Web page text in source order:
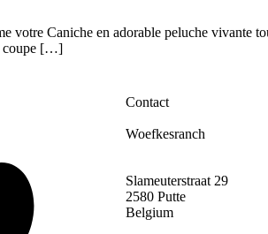
Caniche en adorable peluche vivante
coupe […]
Contact
Woefkesranch
Slameuterstraat 29
2580 Putte
Belgium